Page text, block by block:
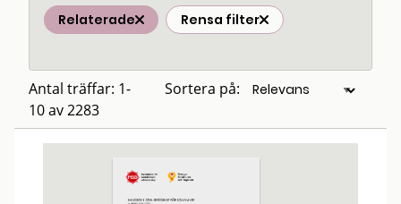
Relaterade Rensa filter
Antal träffar: 1-
10 av 2283
Sortera på: